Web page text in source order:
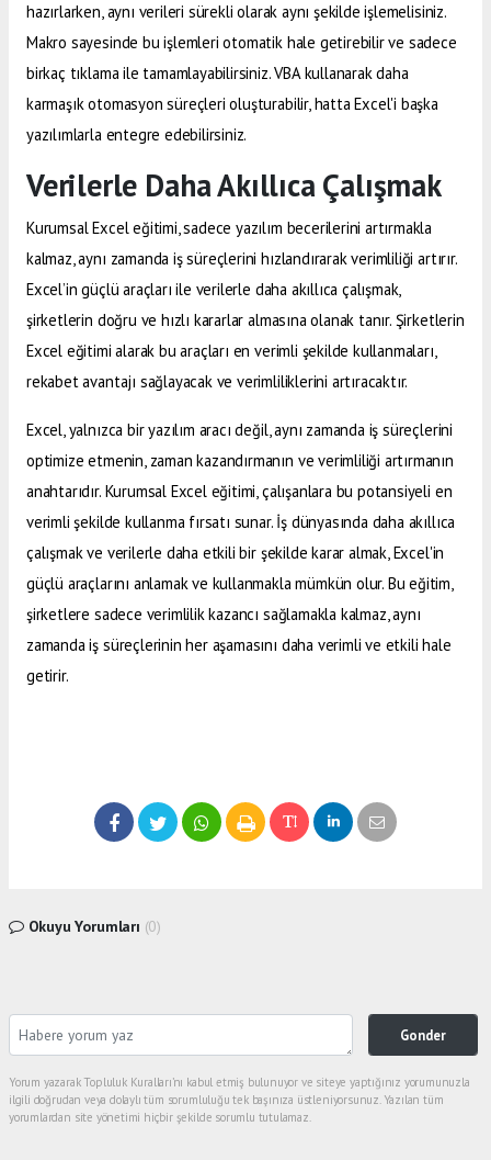
hazırlarken, aynı verileri sürekli olarak aynı şekilde işlemelisiniz.
Makro sayesinde bu işlemleri otomatik hale getirebilir ve sadece
birkaç tıklama ile tamamlayabilirsiniz. VBA kullanarak daha
karmaşık otomasyon süreçleri oluşturabilir, hatta Excel'i başka
yazılımlarla entegre edebilirsiniz.
Verilerle Daha Akıllıca Çalışmak
Kurumsal Excel eğitimi, sadece yazılım becerilerini artırmakla
kalmaz, aynı zamanda iş süreçlerini hızlandırarak verimliliği artırır.
Excel’in güçlü araçları ile verilerle daha akıllıca çalışmak,
şirketlerin doğru ve hızlı kararlar almasına olanak tanır. Şirketlerin
Excel eğitimi alarak bu araçları en verimli şekilde kullanmaları,
rekabet avantajı sağlayacak ve verimliliklerini artıracaktır.
Excel, yalnızca bir yazılım aracı değil, aynı zamanda iş süreçlerini
optimize etmenin, zaman kazandırmanın ve verimliliği artırmanın
anahtarıdır. Kurumsal Excel eğitimi, çalışanlara bu potansiyeli en
verimli şekilde kullanma fırsatı sunar. İş dünyasında daha akıllıca
çalışmak ve verilerle daha etkili bir şekilde karar almak, Excel'in
güçlü araçlarını anlamak ve kullanmakla mümkün olur. Bu eğitim,
şirketlere sadece verimlilik kazancı sağlamakla kalmaz, aynı
zamanda iş süreçlerinin her aşamasını daha verimli ve etkili hale
getirir.
Okuyu Yorumları (0)
Gonder
Yorum yazarak Topluluk Kuralları’nı kabul etmiş bulunuyor ve siteye yaptığınız yorumunuzla
ilgili doğrudan veya dolaylı tüm sorumluluğu tek başınıza üstleniyorsunuz. Yazılan tüm
yorumlardan site yönetimi hiçbir şekilde sorumlu tutulamaz.